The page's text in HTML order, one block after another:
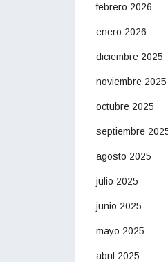
febrero 2026
enero 2026
diciembre 2025
noviembre 2025
octubre 2025
septiembre
agosto 2025
julio 2025
junio 2025
mayo 2025
abril 2025